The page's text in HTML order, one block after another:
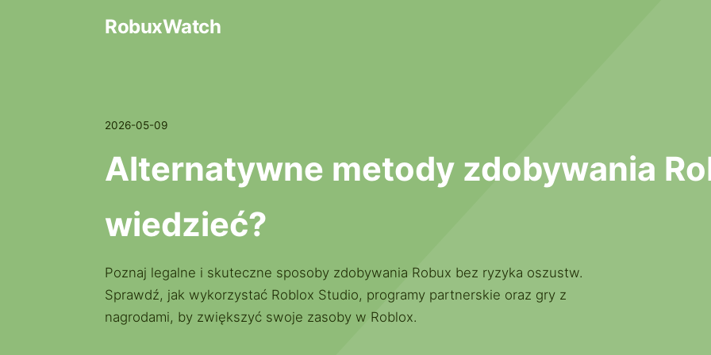
RobuxWatch
2026-05-09
Alternatywne metody zdobywania
wiedzieć?
Poznaj legalne i skuteczne sposoby zdobywania Robux bez ryzyka oszustw.
Sprawdź, jak wykorzystać Roblox Studio, programy partnerskie oraz gry z
nagrodami, by zwiększyć swoje zasoby w Roblox.